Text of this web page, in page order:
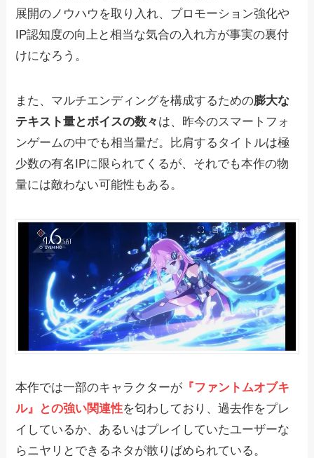
展開のノウハウを取り入れ、プロモーション強化や
IP認知度の向上と相当な気合の入れ方が事実の裏付
けになろう。
また、マルチエンディングを構成するための膨大な
テキスト量とボイスの数々 は、昨今のスマートフォ
ンゲームの中でも相当量だ。比肩するタイトルは極
少数の有名IPに限られてくるが、それでも本作の物
量には敵わない可能性もある。
本作では一部のキャラクターが 『ファントムオブキ
ル』との強い関連性を匂わしており、過去作をプレ
イしているか、あるいはプレイしていたユーザーな
らニヤリとできるネタが散りばめられている。